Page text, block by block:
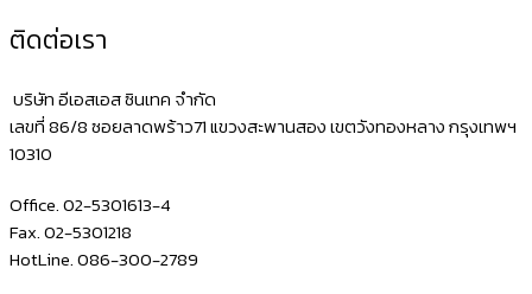
Bluetooth
ติดต่อเรา
บริษัท อีเอสเอส ซินเทค จำกัด
เลขที่ 86/8 ซอยลาดพร้าว71 แขวงสะพานสอง เขตวังทองหลาง กรุงเทพฯ
10310
Office. 02-5301613-4
Fax. 02-5301218
HotLine. 086-300-2789